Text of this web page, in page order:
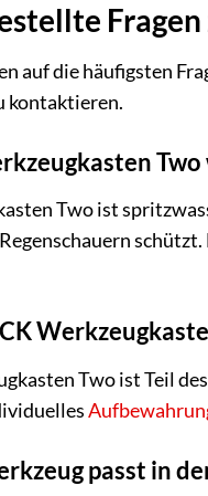
auf die häufigsten
kontaktieren.
Two ist
Two ist Teil
passt in